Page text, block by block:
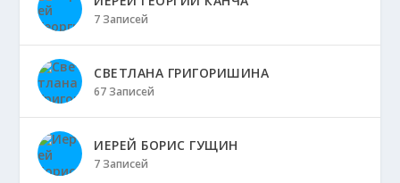
7 Записей
СВЕТЛАНА ГРИГОРИШИНА
67 Записей
ИЕРЕЙ БОРИС ГУЩИН
7 Записей